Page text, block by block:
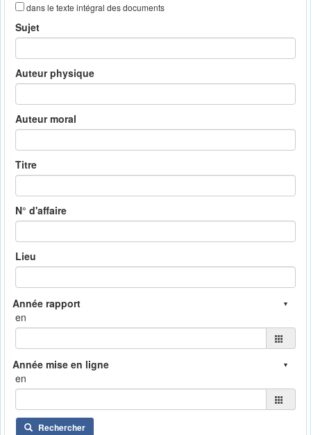
dans le texte intégral des documents
Sujet
Auteur physique
Auteur moral
Titre
N° d'affaire
Lieu
en
en
Rechercher